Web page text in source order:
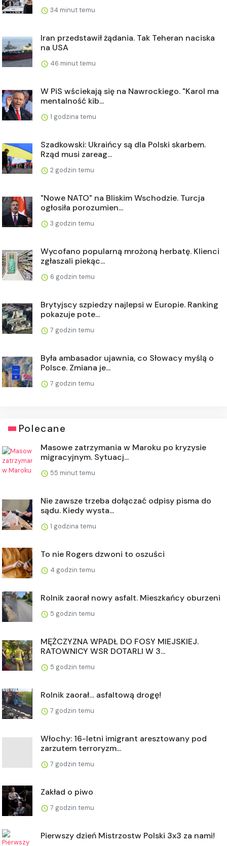
34 minut temu
Iran przedstawił żądania. Tak Teheran naciska
na USA
46 minut temu
W PiS wściekają się na Nawrockiego. "Karol ma
mentalność kib...
1 godzina temu
Szadkowski: Ukraińcy są dla Polski skarbem.
Rząd musi zareag...
2 godzin temu
"Nowe NATO" na Bliskim Wschodzie. Turcja
ogłosiła porozumien...
3 godzin temu
Wycofano popularną mrożoną herbatę. Klienci
zgłaszali piekąc...
6 godzin temu
Brytyjscy szpiedzy najlepsi w Europie. Ranking
pokazuje pote...
7 godzin temu
Była ambasador ujawnia, co Słowacy myślą o
Polsce. Zmiana je...
7 godzin temu
Polecane
Masowe zatrzymania w Maroku po kryzysie
migracyjnym. Sytuacj...
55 minut temu
Nie zawsze trzeba dołączać odpisy pisma do
sądu. Kiedy wysta...
1 godzina temu
To nie Rogers dzwoni to oszuści
4 godzin temu
Rolnik zaorał nowy asfalt. Mieszkańcy oburzeni
5 godzin temu
MĘŻCZYZNA WPADŁ DO FOSY MIEJSKIEJ.
RATOWNICY WSR DOTARLI W 3...
5 godzin temu
Rolnik zaorał… asfaltową drogę!
7 godzin temu
Włochy: 16-letni imigrant aresztowany pod
zarzutem terroryzm...
7 godzin temu
Zakład o piwo
7 godzin temu
Pierwszy dzień Mistrzostw Polski 3x3 za nami!